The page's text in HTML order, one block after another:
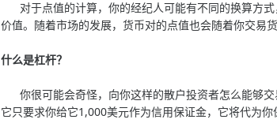
对于点值的计算，你的经纪人可能有不同的换算方式
价值。随着市场的发展，货币对的点值也会随着你交易
什么是杠杆？
你很可能会奇怪，向你这样的散户投资者怎么能够交
它只要求你给它1,000美元作为信用保证金，它将代为